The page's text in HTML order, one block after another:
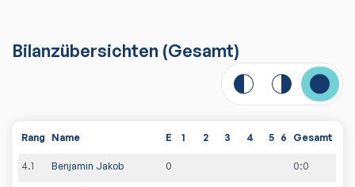
Bilanzübersichten (Gesamt)
Rang Name E 1 2 3 4 5 6 Gesamt
4.1 Benjamin Jakob 0 0:0